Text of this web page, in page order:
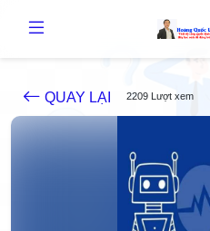
QUAY LẠI 2209 Lượt xem